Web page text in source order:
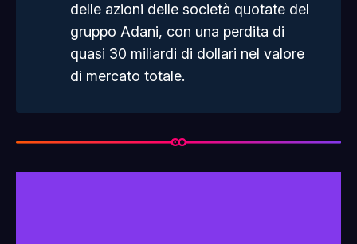
delle azioni delle società quotate del
gruppo Adani, con una perdita di
quasi 30 miliardi di dollari nel valore
di mercato totale.